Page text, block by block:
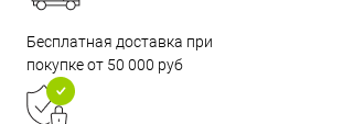
Бесплатная доставка при
покупке от 50 000 руб